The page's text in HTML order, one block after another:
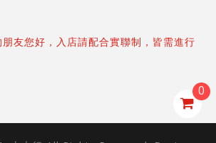
0
友您好，入店請配合實聯制，皆需進行